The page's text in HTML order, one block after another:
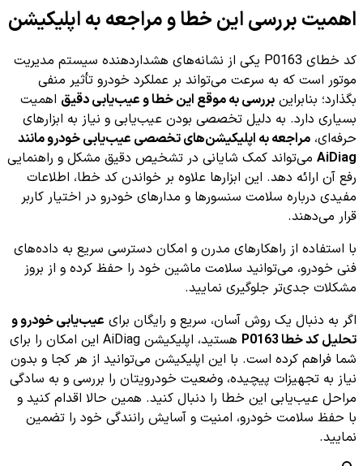
اهمیت بررسی این خطا و مراجعه به اپلیکیشن
کد خطای P0163 یکی از نشانه‌های هشداردهنده سیستم مدیریت
موتور است که به سرعت می‌تواند بر عملکرد خودرو تأثیر منفی
بگذارد؛ بنابراین بررسی به موقع این خطا و عیب‌یابی دقیق اهمیت
بسیاری دارد. به دلیل تخصصی بودن عیب‌یابی و نیاز به ابزارهای
حرفه‌ای، مراجعه به اپلیکیشن‌های تخصصی عیب‌یابی خودرو مانند
AiDiag می‌تواند کمک شایانی در تشخیص دقیق مشکل و راهنمایی
رفع آن ارائه دهد. این ابزارها علاوه بر خواندن کد خطا، اطلاعات
مفیدی درباره سلامت سنسورها و مدارهای خودرو در اختیار کاربر
قرار می‌دهند.
با استفاده از راهکارهای مدرن و امکان دسترسی سریع به داده‌های
فنی خودرو، می‌توانید سلامت ماشین خود را حفظ کرده و از بروز
مشکلات جدی‌تر جلوگیری نمایید.
اگر به دنبال یک روش آسان، سریع و رایگان برای عیب‌یابی خودرو و
تحلیل کد خطا P0163
هستید، اپلیکیشن AiDiag این امکان را برای
شما فراهم کرده است. با این اپلیکیشن می‌توانید از هر کجا و بدون
نیاز به تجهیزات پیچیده، وضعیت خودرویتان را بررسی و به سادگی
مراحل عیب‌یابی این خطا را دنبال کنید. همین حالا اقدام کنید و
با حفظ سلامت خودرو، امنیت و آسایش رانندگی خود را تضمین
نمایید.